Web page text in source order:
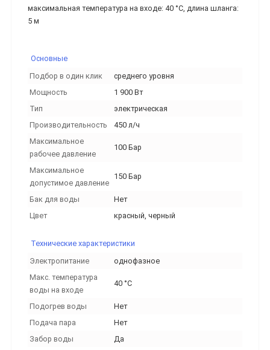
максимальная температура на входе: 40 °C, длина шланга:
5 м
Основные
Подбор в один клик
среднего уровня
Мощность
1 900 Вт
Тип
электрическая
Производительность
450 л/ч
Максимальное
рабочее давление
100 Бар
Максимальное
допустимое давление
150 Бар
Бак для воды
Нет
Цвет
красный, черный
Технические характеристики
Электропитание
однофазное
Макс. температура
воды на входе
40 °C
Подогрев воды
Нет
Подача пара
Нет
Забор воды
Да